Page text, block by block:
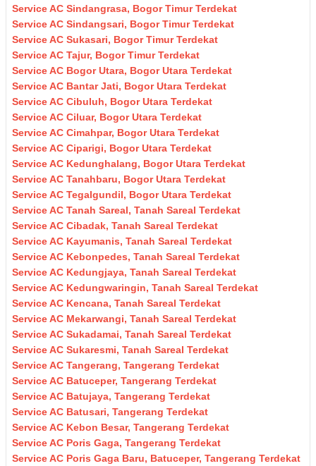
Service AC Sindangrasa, Bogor Timur Terdekat
Service AC Sindangsari, Bogor Timur Terdekat
Service AC Sukasari, Bogor Timur Terdekat
Service AC Tajur, Bogor Timur Terdekat
Service AC Bogor Utara, Bogor Utara Terdekat
Service AC Bantar Jati, Bogor Utara Terdekat
Service AC Cibuluh, Bogor Utara Terdekat
Service AC Ciluar, Bogor Utara Terdekat
Service AC Cimahpar, Bogor Utara Terdekat
Service AC Ciparigi, Bogor Utara Terdekat
Service AC Kedunghalang, Bogor Utara Terdekat
Service AC Tanahbaru, Bogor Utara Terdekat
Service AC Tegalgundil, Bogor Utara Terdekat
Service AC Tanah Sareal, Tanah Sareal Terdekat
Service AC Cibadak, Tanah Sareal Terdekat
Service AC Kayumanis, Tanah Sareal Terdekat
Service AC Kebonpedes, Tanah Sareal Terdekat
Service AC Kedungjaya, Tanah Sareal Terdekat
Service AC Kedungwaringin, Tanah Sareal Terdekat
Service AC Kencana, Tanah Sareal Terdekat
Service AC Mekarwangi, Tanah Sareal Terdekat
Service AC Sukadamai, Tanah Sareal Terdekat
Service AC Sukaresmi, Tanah Sareal Terdekat
Service AC Tangerang, Tangerang Terdekat
Service AC Batuceper, Tangerang Terdekat
Service AC Batujaya, Tangerang Terdekat
Service AC Batusari, Tangerang Terdekat
Service AC Kebon Besar, Tangerang Terdekat
Service AC Poris Gaga, Tangerang Terdekat
Service AC Poris Gaga Baru, Batuceper, Tangerang Terdekat